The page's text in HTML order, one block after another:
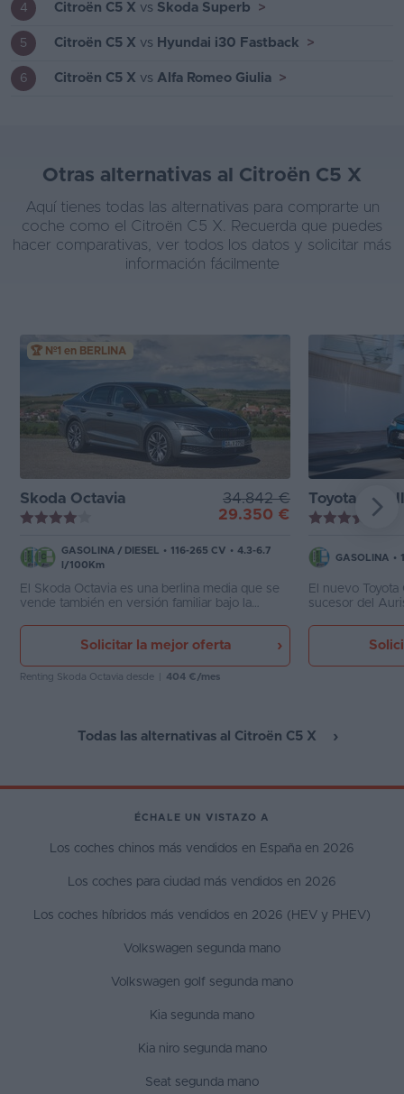
4 Citroën C5 X vs Skoda Superb >
5 Citroën C5 X vs Hyundai i30 Fastback >
6 Citroën C5 X vs Alfa Romeo Giulia >
Otras alternativas al Citroën C5 X
Aquí tienes todas las alternativas para comprarte un
coche como el Citroën C5 X. Recuerda que puedes
hacer comparativas, ver todos los datos y solicitar más
información fácilmente
🏆 Nº1 en BERLINA
Skoda Octavia
34.842 €
29.350 €
GASOLINA / DIESEL • 116-265 CV • 4.3-6.7
l/100Km
El Skoda Octavia es una berlina media que se
vende también en versión familiar bajo la
amplio interior y gran capacidad de carga,
contando con una gran gama mecánica con
versiones microhíbridas MHEV.
Solicitar la mejor oferta
Renting Skoda Octavia desde 404 €/mes
Toyota Corolla
GASOLINA •
El nuevo
sucesor del
posibilidades
siempre con
Todas las alternativas al Citroën C5 X
ÉCHALE UN VISTAZO A
Los coches chinos más vendidos en España en 2026
Los coches para ciudad más vendidos en 2026
Los coches híbridos más vendidos en 2026 (HEV y PHEV)
Volkswagen segunda mano
Volkswagen golf segunda mano
Kia segunda mano
Kia niro segunda mano
Seat segunda mano